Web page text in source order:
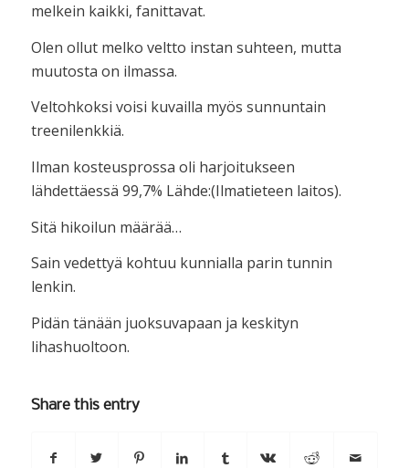
melkein kaikki, fanittavat.
Olen ollut melko veltto instan suhteen, mutta
muutosta on ilmassa.
Veltohkoksi voisi kuvailla myös sunnuntain
treenilenkkiä.
Ilman kosteusprossa oli harjoitukseen
lähdettäessä 99,7% Lähde:(Ilmatieteen laitos).
Sitä hikoilun määrää…
Sain vedettyä kohtuu kunnialla parin tunnin
lenkin.
Pidän tänään juoksuvapaan ja keskityn
lihashuoltoon.
Share this entry